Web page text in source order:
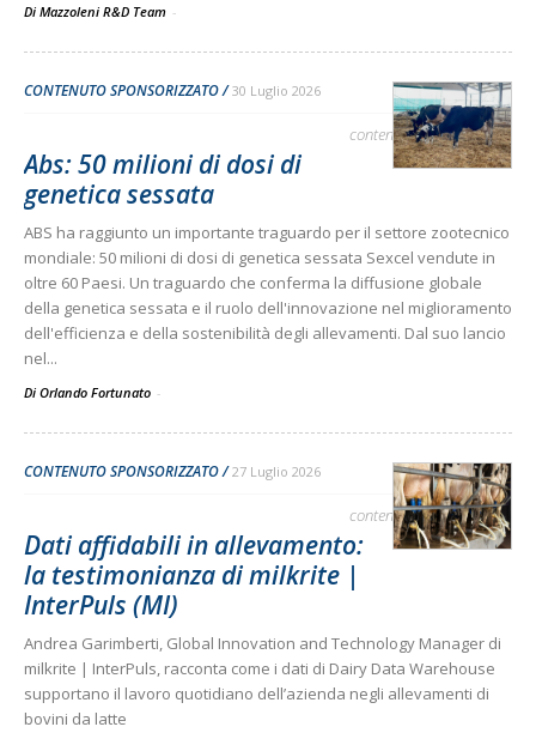
Di Mazzoleni R&D Team -
CONTENUTO SPONSORIZZATO 30 Luglio 2026
contenuto sponsorizzato
Abs: 50 milioni di dosi di
genetica sessata
ABS ha raggiunto un importante traguardo per il settore zootecnico
mondiale: 50 milioni di dosi di genetica sessata Sexcel vendute in
oltre 60 Paesi. Un traguardo che conferma la diffusione globale
della genetica sessata e il ruolo dell'innovazione nel miglioramento
dell'efficienza e della sostenibilità degli allevamenti. Dal suo lancio
nel...
Di Orlando Fortunato -
CONTENUTO SPONSORIZZATO 27 Luglio 2026
contenuto sponsorizzato
Dati affidabili in allevamento:
la testimonianza di milkrite |
InterPuls (MI)
Andrea Garimberti, Global Innovation and Technology Manager di
milkrite | InterPuls, racconta come i dati di Dairy Data Warehouse
supportano il lavoro quotidiano dell’azienda negli allevamenti di
bovini da latte